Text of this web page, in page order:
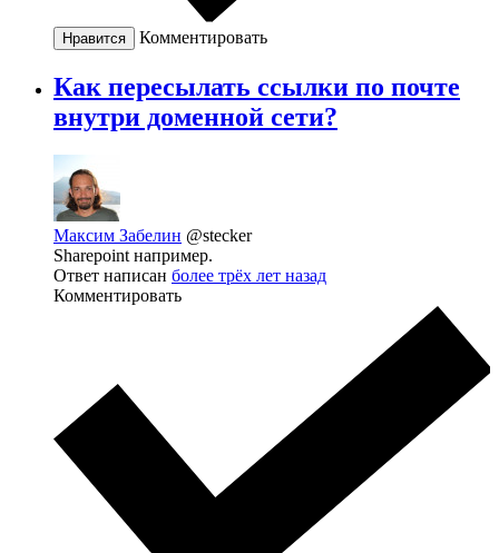
Нравится Комментировать
Как пересылать ссылки по почте
внутри доменной сети?
Максим Забелин @stecker
Sharepoint например.
Ответ написан более трёх лет назад
Комментировать